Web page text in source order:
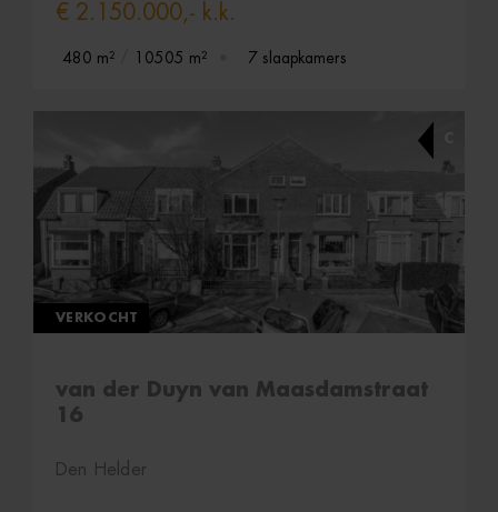
€ 2.150.000,- k.k.
480 m² 10505 m² 7 slaapkamers
VERKOCHT
van der Duyn van Maasdamstraat
16
Den Helder